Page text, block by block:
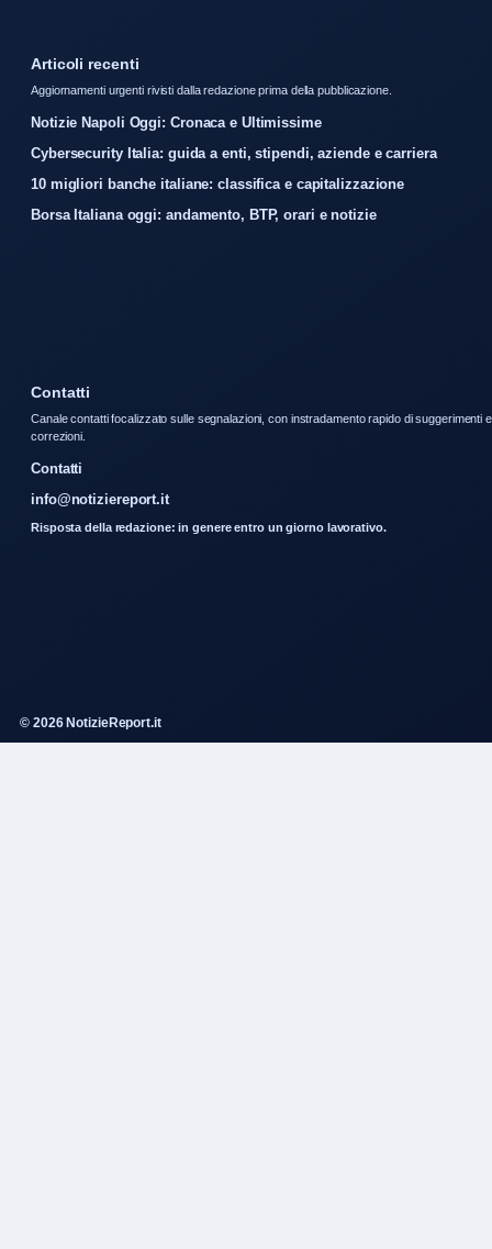
Articoli recenti
Aggiornamenti urgenti rivisti dalla redazione prima della pubblicazione.
Notizie Napoli Oggi: Cronaca e Ultimissime
Cybersecurity Italia: guida a enti, stipendi, aziende e carriera
10 migliori banche italiane: classifica e capitalizzazione
Borsa Italiana oggi: andamento, BTP, orari e notizie
Contatti
Canale contatti focalizzato sulle segnalazioni, con instradamento rapido di suggerimenti e
correzioni.
Contatti
info@notiziereport.it
Risposta della redazione: in genere entro un giorno lavorativo.
© 2026 NotizieReport.it